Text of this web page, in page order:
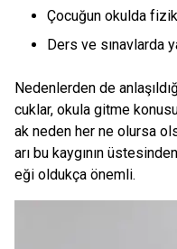
Çocuğun okulda
Ders ve sınavlarda
Nedenlerden de
cuklar, okula gitme
ak neden her ne olursa
arı bu kaygının
eği oldukça önemli.